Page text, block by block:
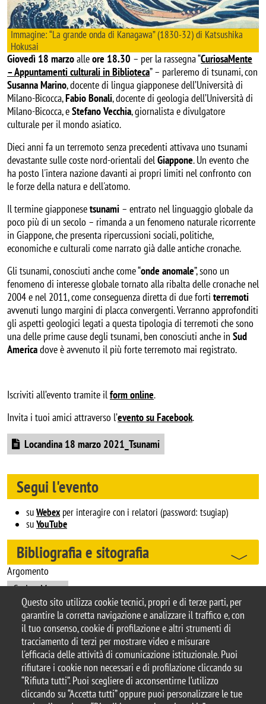
Questo sito utilizza cookie tecnici, propri e di terze parti, per
garantire la corretta navigazione e analizzare il traffico e, con
il tuo consenso, cookie di profilazione e altri strumenti di
tracciamento di terzi per mostrare video e misurare
l'efficacia delle attività di comunicazione istituzionale. Puoi
rifiutare i cookie non necessari e di profilazione cliccando su
“Rifiuta tutti”. Puoi scegliere di acconsentirne l’utilizzo
cliccando su “Accetta tutti” oppure puoi personalizzare le tue
Immagine: “La grande onda di Kanagawa” (1830-32) di Katsushika
Hokusai
Giovedì 18 marzoalleore 18.30 – per la rassegna “CuriosaMente
– Appuntamenti culturali in Biblioteca” – parleremo di tsunami, con
Susanna Marino, docente di lingua giapponese dell’Università di
Milano-Bicocca,Fabio Bonali, docente di geologia dell’Università di
Milano-Bicocca, eStefano Vecchia, giornalista e divulgatore
culturale per il mondo asiatico.
Dieci anni fa un terremoto senza precedenti attivava uno tsunami
devastante sulle coste nord-orientali delGiappone. Un evento che
ha posto l'intera nazione davanti ai propri limiti nel confronto con
le forze della natura e dell'atomo.
Il termine giapponesetsunami – entrato nel linguaggio globale da
poco più di un secolo – rimanda a un fenomeno naturale ricorrente
in Giappone, che presenta ripercussioni sociali, politiche,
economiche e culturali come narrato già dalle antiche cronache.
Gli tsunami, conosciuti anche come “onde anomale”, sono un
fenomeno di interesse globale tornato alla ribalta delle cronache nel
2004 e nel 2011, come conseguenza diretta di due forti terremoti
avvenuti lungo margini di placca convergenti. Verranno approfonditi
gli aspetti geologici legati a questa tipologia di terremoti che sono
una delle prime cause degli tsunami, ben conosciuti anche in Sud
Americadove è avvenuto il più forte terremoto mai registrato.
Iscriviti all’evento tramite ilform online.
Invita i tuoi amici attraverso l’evento su Facebook.
DocumentLocandina 18 marzo 2021_Tsunami
Segui l'evento
suWebexper interagire con i relatori (password: tsugiap)
suYouTube
Bibliografia e sitografia
Argomento
CuriosaMente
© 2025 Biblioteca di Ateneo – Università degli
Studi di Milano-Bicocca
Piazza dell'Ateneo Nuovo, 1 - 20126, Milano
Casella PEC:ateneo.bicocca@pec.unimib.it
P.I. 12621570154 | biblioteca@unimib.it